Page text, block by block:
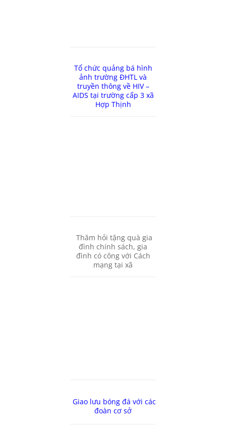
Tổ chức quảng bá hình
ảnh trường ĐHTL và
truyền thông về HIV –
AIDS tại trường cấp 3 xã
Hợp Thịnh
Thăm hỏi tặng quà gia
đình chính sách, gia
đình có công với Cách
mạng tại xã
Giao lưu bóng đá với các
đoàn cơ sở